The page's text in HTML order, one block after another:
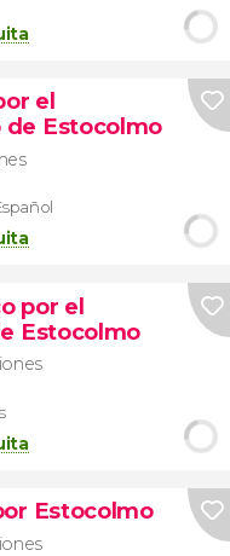
el
Estocolmo
por el
Estocolmo
Estocolmo